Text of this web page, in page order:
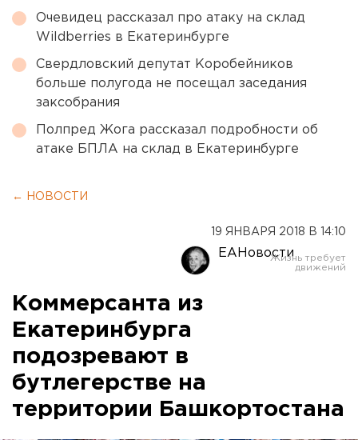
Очевидец рассказал про атаку на склад
Wildberries в Екатеринбурге
Свердловский депутат Коробейников
больше полугода не посещал заседания
заксобрания
Полпред Жога рассказал подробности об
атаке БПЛА на склад в Екатеринбурге
← НОВОСТИ
19 ЯНВАРЯ 2018 В 14:10
ЕАНовости
Коммерсанта из
Екатеринбурга
подозревают в
бутлегерстве на
территории Башкортостана